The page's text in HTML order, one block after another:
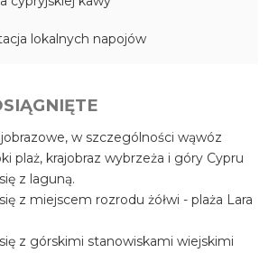
lokalnych napojów
w szczególności wąwóz
plaż, krajobraz wybrzeża i góry Cypru
z laguną.
z miejscem rozrodu żółwi - plaża Lara
z górskimi stanowiskami wiejskimi